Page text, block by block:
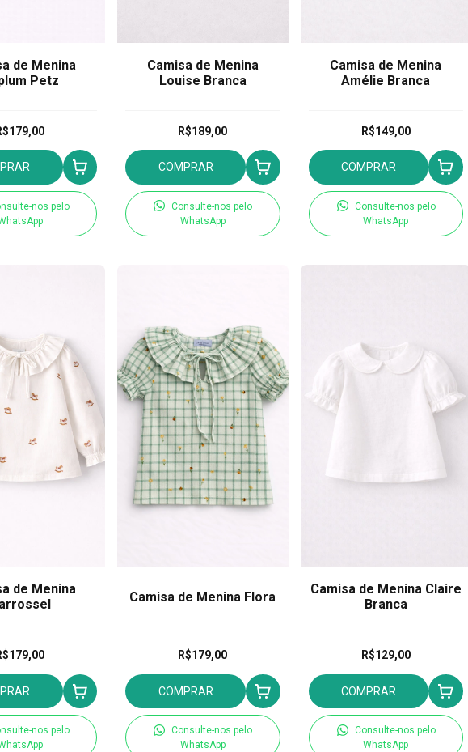
de Menina
Petz
nos pelo
Camisa de Menina
Louise Branca
R$189,00
COMPRAR
Consulte-nos pelo
WhatsApp
Camisa de Menina
Amélie Branca
R$149,00
COMPRAR
Consulte-nos pelo
WhatsApp
de Menina
nos pelo
Camisa de Menina Flora
R$179,00
COMPRAR
Consulte-nos pelo
WhatsApp
Camisa de Menina Claire
Branca
R$129,00
COMPRAR
Consulte-nos pelo
WhatsApp